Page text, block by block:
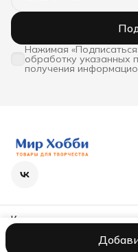
Нажимая
обработку указанных
получения
Контакты